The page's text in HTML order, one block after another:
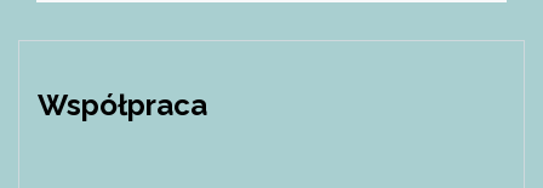
Współpraca